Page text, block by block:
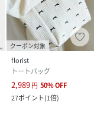
クーポン対象
florist
トートバッグ
2,989円 50%OFF
27ポイント(1倍)